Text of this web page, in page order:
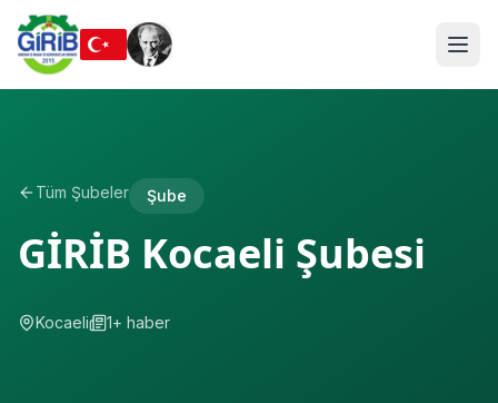
Tüm Şubeler Şube
GİRİB Kocaeli Şubesi
Kocaeli 1+ haber